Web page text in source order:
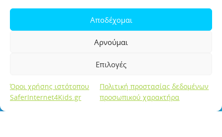
Αποδέχομαι
Αρνούμαι
Επιλογές
Όροι χρήσης ιστότοπου
SaferInternet4Kids.gr
Πολιτική προστασίας δεδομένων
προσωπικού χαρακτήρα